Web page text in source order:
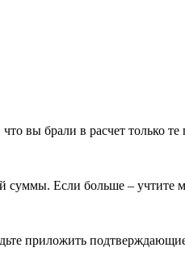
вы брали в расчет только
суммы. Если больше – учтите
приложить